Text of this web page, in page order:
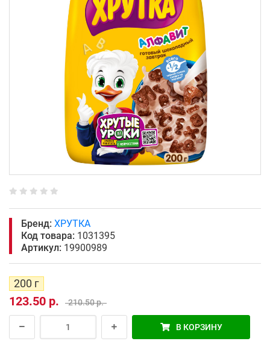
Бренд: ХРУТКА
Код товара: 1031395
Артикул: 19900989
200 г
123.50 р. 210.50 р.
В КОРЗИНУ